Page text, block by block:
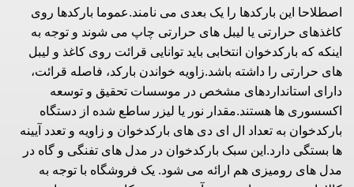
اصطلاحا این بارکدها را یک بعدی می نامند.عموما بارکدها روی
کاغذهای حرارتی یا لیبل های حرارتی چاپ می شوند و توجه به
اینکه که بارکدخوان انتخابی باید توانایی قرائت روی کاغذ و لیبل
های حرارتی را داشته باشد.زاویه خواندن بارکد، فاصله قرائت،
دارای استانداردهای مشخص در موسسات تحقیق و توسعه
اکسسوری ها هستند.مقدار نور یا لیزر ساطع شده از دستگاه
بارکدخوان به تعداد ال ای دی های بارکدخوان و زاویه و تعدد آیینه
ها بستگی دارد.این سبک بارکدخوان در مدل های تفنگی و گاه در
مدل های رومیزی هم ارائه می شود. یک فروشگاه با توجه به